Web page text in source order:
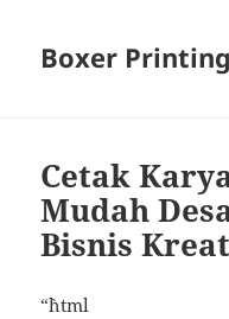
Boxer
Cetak
Mudah
Bisnis
“`html